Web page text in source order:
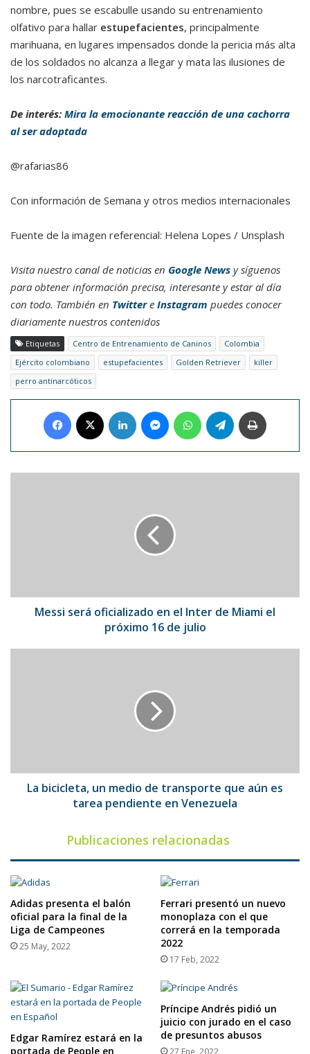
nombre, pues se escabulle usando su entrenamiento
olfativo para hallar estupefacientes, principalmente
marihuana, en lugares impensados donde la pericia más alta
de los soldados no alcanza a llegar y mata las ilusiones de
los narcotraficantes.
De interés: Mira la emocionante reacción de una cachorra
al ser adoptada
@rafarias86
Con información de Semana y otros medios internacionales
Fuente de la imagen referencial: Helena Lopes / Unsplash
Visita nuestro canal de noticias en Google News y síguenos
para obtener información precisa, interesante y estar al día
con todo. También en Twittere Instagram puedes conocer
diariamente nuestros contenidos
Etiquetas Centro de Entrenamiento de Caninos
Colombia
Ejército colombiano
estupefacientes Golden Retriever
killer
perro antinarcóticos
Facebook LinkedIn MessengerWhatsAppTelegram
el
próximoMessi será oficializado en el Inter de Miami el
próximo 16 de julio
es
tareaLa bicicleta, un medio de transporte que aún es
tarea pendiente en Venezuela
Publicaciones relacionadas
Adidas presenta el balón
oficial para la final de la
Liga de Campeones
25 May, 2022
Ferrari presentó un nuevo
monoplaza con el que
correrá en la temporada
2022
17 Feb, 2022
Edgar Ramírez estará en la
portada de People en
Príncipe Andrés pidió un
juicio con jurado en el caso
de presuntos abusos
27 Ene, 2022